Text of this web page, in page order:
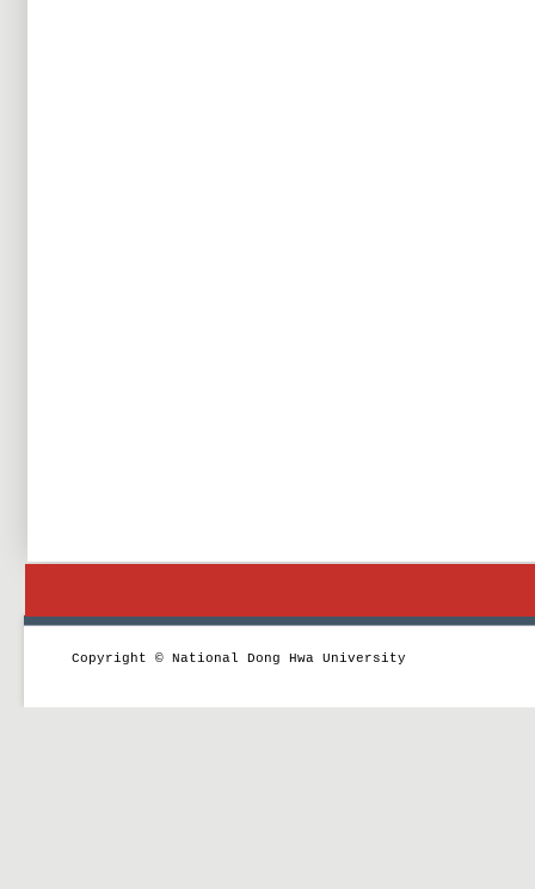
Copyright © National Dong Hwa University